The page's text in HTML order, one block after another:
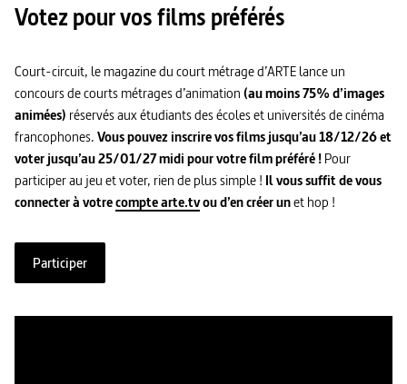
Votez pour vos films préférés
Court-circuit, le magazine du court métrage d’ARTE lance un
concours de courts métrages d’animation(au moins 75% d’images
animées) réservés aux étudiants des écoles et universités de cinéma
francophones.Vous pouvez inscrire vos films jusqu’au 18/12/26 et
voter jusqu’au 25/01/27 midi pour votre film préféré !Pour
participer au jeu et voter, rien de plus simple ! Il vous suffit de vous
connecter à votrecompte arte.tvou d’en créer unet hop !
Participer